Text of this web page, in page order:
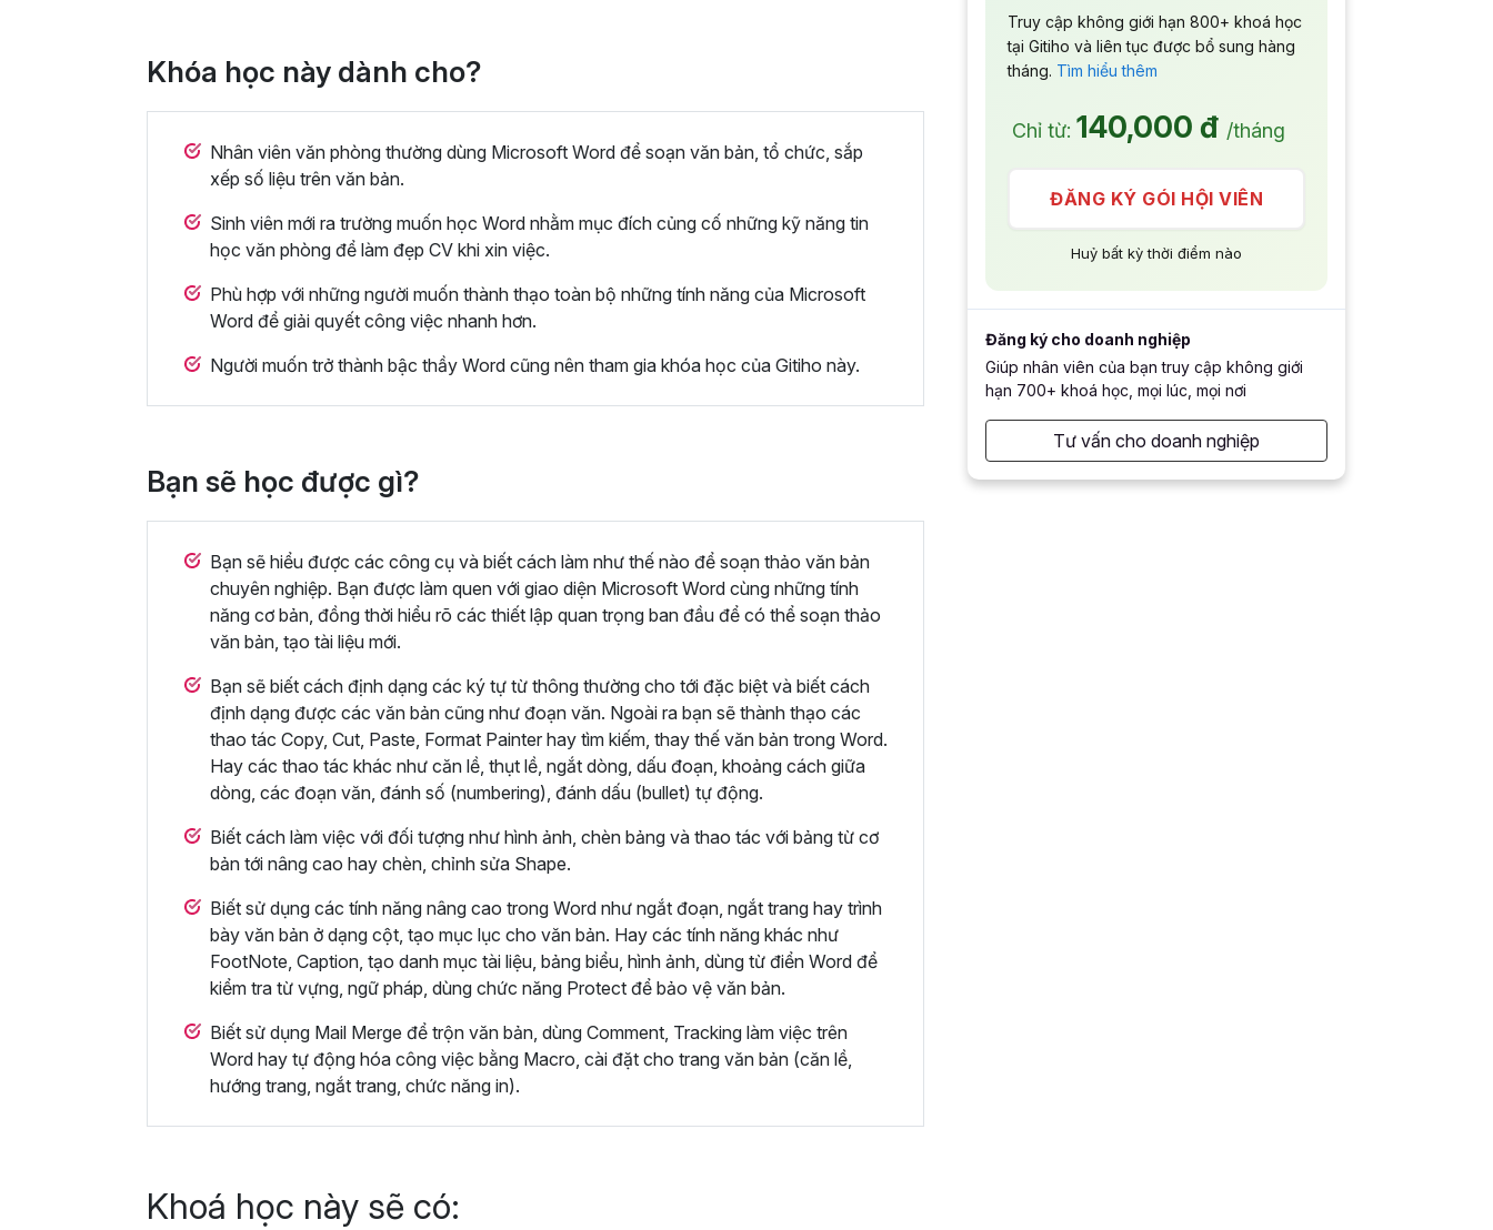
Khóa học này dành cho?
Nhân viên văn phòng thường dùng Microsoft Word để soạn văn bản, tổ chức, sắp
xếp số liệu trên văn bản.
Sinh viên mới ra trường muốn học Word nhằm mục đích củng cố những kỹ năng tin
học văn phòng để làm đẹp CV khi xin việc.
Phù hợp với những người muốn thành thạo toàn bộ những tính năng của Microsoft
Word để giải quyết công việc nhanh hơn.
Người muốn trở thành bậc thầy Word cũng nên tham gia khóa học của Gitiho này.
Bạn sẽ học được gì?
Bạn sẽ hiểu được các công cụ và biết cách làm như thế nào để soạn thảo văn bản
chuyên nghiệp. Bạn được làm quen với giao diện Microsoft Word cùng những tính
năng cơ bản, đồng thời hiểu rõ các thiết lập quan trọng ban đầu để có thể soạn thảo
văn bản, tạo tài liệu mới.
Bạn sẽ biết cách định dạng các ký tự từ thông thường cho tới đặc biệt và biết cách
định dạng được các văn bản cũng như đoạn văn. Ngoài ra bạn sẽ thành thạo các
thao tác Copy, Cut, Paste, Format Painter hay tìm kiếm, thay thế văn bản trong Word.
Hay các thao tác khác như căn lề, thụt lề, ngắt dòng, dấu đoạn, khoảng cách giữa
dòng, các đoạn văn, đánh số (numbering), đánh dấu (bullet) tự động.
Biết cách làm việc với đối tượng như hình ảnh, chèn bảng và thao tác với bảng từ cơ
bản tới nâng cao hay chèn, chỉnh sửa Shape.
Biết sử dụng các tính năng nâng cao trong Word như ngắt đoạn, ngắt trang hay trình
bày văn bản ở dạng cột, tạo mục lục cho văn bản. Hay các tính năng khác như
FootNote, Caption, tạo danh mục tài liệu, bảng biểu, hình ảnh, dùng từ điển Word để
kiểm tra từ vựng, ngữ pháp, dùng chức năng Protect để bảo vệ văn bản.
Biết sử dụng Mail Merge để trộn văn bản, dùng Comment, Tracking làm việc trên
Word hay tự động hóa công việc bằng Macro, cài đặt cho trang văn bản (căn lề,
hướng trang, ngắt trang, chức năng in).
Khoá học này sẽ có:
Truy cập không giới hạn 800+ khoá học
tại Gitiho và liên tục được bổ sung hàng
tháng. Tìm hiểu thêm
Chỉ từ: 140,000 đ /tháng
ĐĂNG KÝ GÓI HỘI VIÊN
Huỷ bất kỳ thời điểm nào
Đăng ký cho doanh nghiệp
Giúp nhân viên của bạn truy cập không giới
hạn 700+ khoá học, mọi lúc, mọi nơi
Tư vấn cho doanh nghiệp